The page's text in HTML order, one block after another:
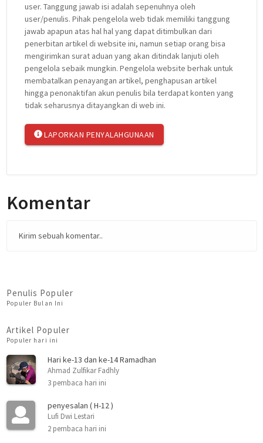
user. Tanggung jawab isi adalah sepenuhnya oleh
user/penulis. Pihak pengelola web tidak memiliki tanggung
jawab apapun atas hal hal yang dapat ditimbulkan dari
penerbitan artikel di website ini, namun setiap orang bisa
mengirimkan surat aduan yang akan ditindak lanjuti oleh
pengelola sebaik mungkin. Pengelola website berhak untuk
membatalkan penayangan artikel, penghapusan artikel
hingga penonaktifan akun penulis bila terdapat konten yang
tidak seharusnya ditayangkan di web ini.
LAPORKAN PENYALAHGUNAAN
Komentar
Kirim sebuah komentar..
Penulis Populer
Populer Bulan Ini
Artikel Populer
Populer hari ini
Hari ke-13 dan ke-14 Ramadhan
Ahmad Zulfikar Fadhly
3 pembaca hari ini
penyesalan ( H-12 )
Lufi Dwi Lestari
2 pembaca hari ini